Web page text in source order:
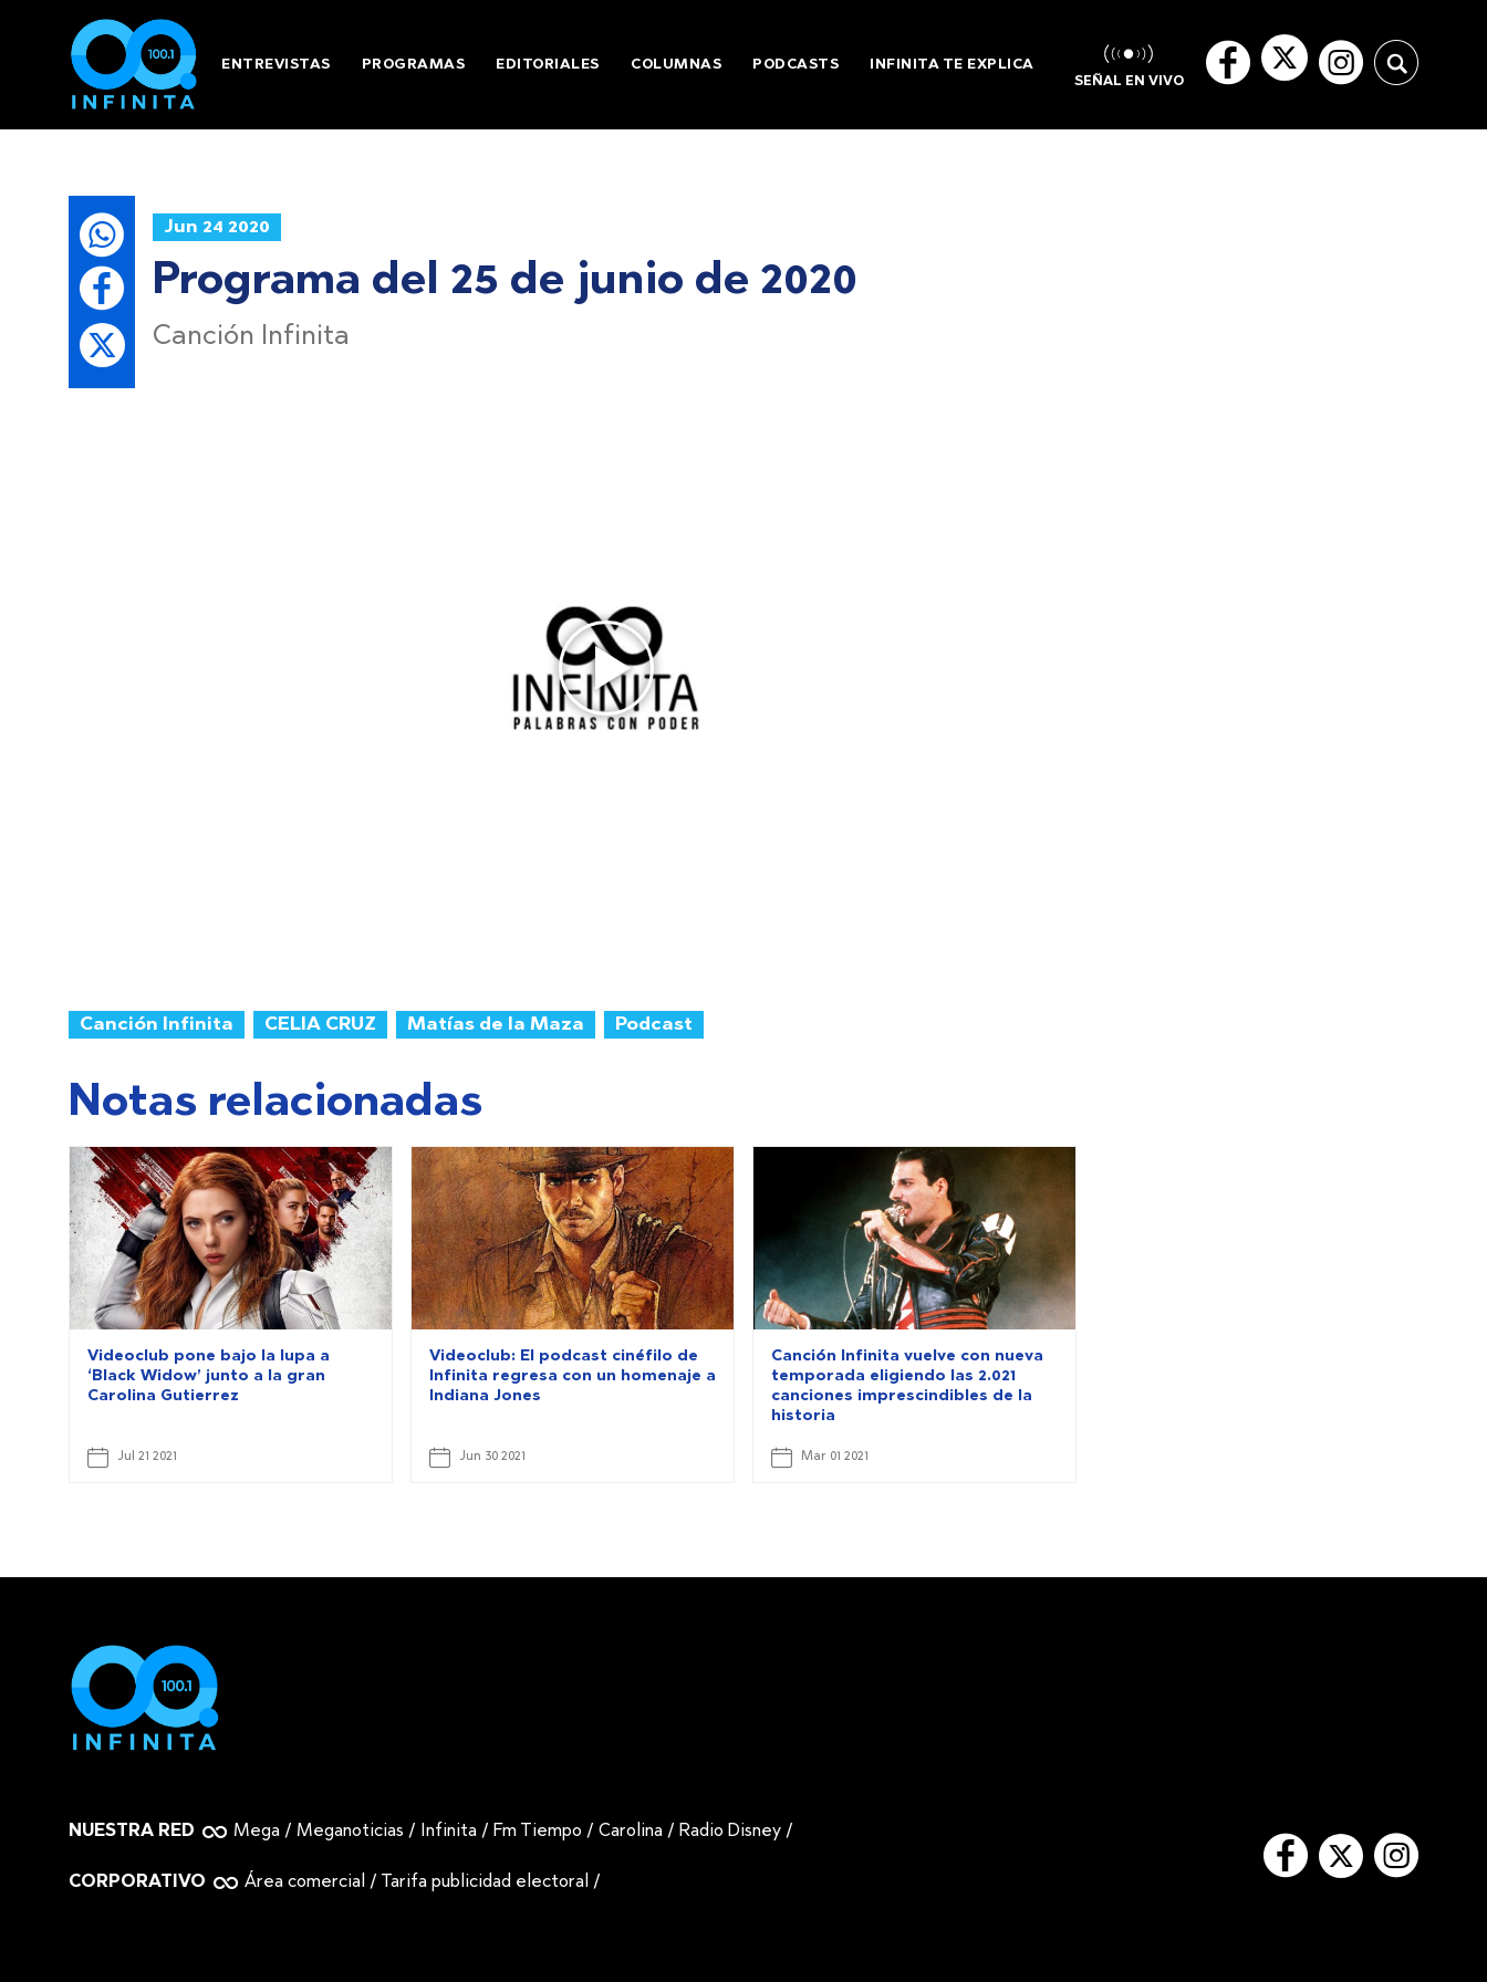
ENTREVISTAS PROGRAMAS EDITORIALES COLUMNAS PODCASTS INFINITA TE EXPLICA
SEÑAL EN VIVO
Jun 24 2020
Programa del 25 de junio de 2020
Canción Infinita
Canción Infinita CELIA CRUZ Matías de la Maza Podcast
Notas relacionadas
Videoclub pone bajo la lupa a
‘Black Widow’ junto a la gran
Carolina Gutierrez
Jul 21 2021
Videoclub: El podcast cinéfilo de
Infinita regresa con un homenaje a
Indiana Jones
Jun 30 2021
Canción Infinita vuelve con nueva
temporada eligiendo las 2.021
canciones imprescindibles de la
historia
Mar 01 2021
NUESTRA RED Mega / Meganoticias / Infinita /Fm Tiempo /Carolina /Radio Disney /
CORPORATIVO Área comercial / Tarifa publicidad electoral /